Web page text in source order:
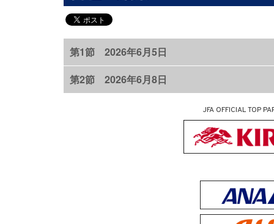
第1節 2026年6月5日
第2節 2026年6月8日
JFA OFFICIALTOP